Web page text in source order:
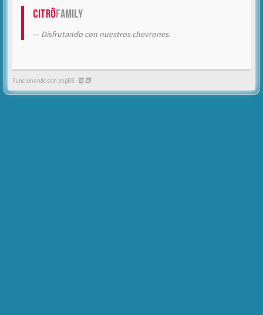
CitröFamily
Disfrutando con nuestros chevrones.
Funcionando con phpBB -